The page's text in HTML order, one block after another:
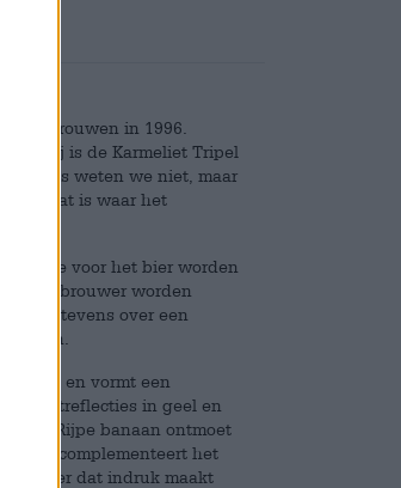
gebrouwen in 1996.
is de Karmeliet Tripel
waar is weten we niet, maar
En dat is waar het
die voor het bier worden
op brouwer worden
tevens over een
zijn.
in en vormt een
lichtreflecties in geel en
op. Rijpe banaan ontmoet
complementeert het
bier dat indruk maakt